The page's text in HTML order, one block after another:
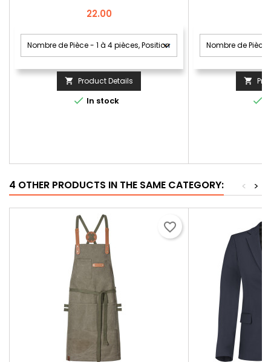
Price
22.00
 Product Details
 In stock


4 OTHER PRODUCTS IN THE SAME CATEGORY: >
<
favorite_border